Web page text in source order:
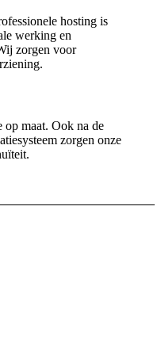
hosting is
werking en
zorgen voor
op maat. Ook na de
zorgen onze